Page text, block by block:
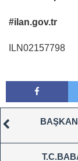
#ilan.gov.tr
ILN02157798